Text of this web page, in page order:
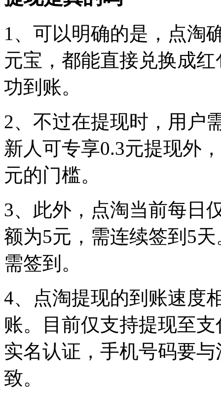
1、可以明确的是，点淘
元宝，都能直接兑换成
功到账。
2、不过在提现时，用户
新人可专享0.3元提现外
元的门槛。
3、此外，点淘当前每日
额为5元，需连续签到5
需签到。
4、点淘提现的到账速度
账。目前仅支持提现至
实名认证，手机号码要
致。